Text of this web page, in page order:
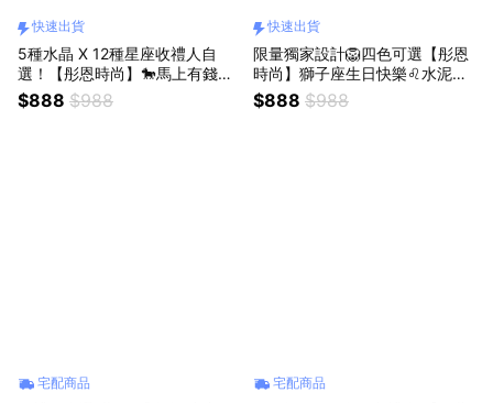
快速出貨
5種水晶 X 12種星座收禮人自
選！【彤恩時尚】🐎馬上有錢💡
水晶馬燈座組㊗️獅子座 / 巨蟹座
生日快樂 | 生日禮物 七夕情人節
$888 $988
快速出貨
限量獨家設計🦁四色可選【彤恩
時尚】獅子座生日快樂♌水泥馬
開運禮盒🎁生日禮物 情人節禮物
『LINE禮物獨家 / 快速出貨 / 自
$888 $988
宅配商品 宅配商品